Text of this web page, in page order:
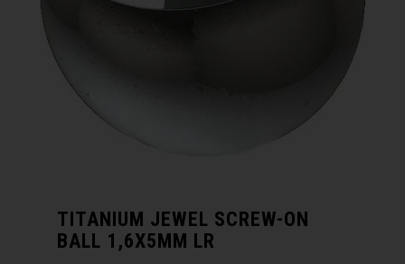
TITANIUM JEWEL SCREW-ON
BALL 1,6X5MM LR